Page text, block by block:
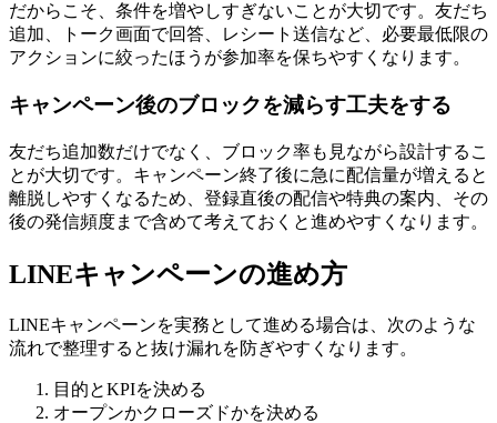
だからこそ、条件を増やしすぎないことが大切です。友だち
追加、トーク画面で回答、レシート送信など、必要最低限の
アクションに絞ったほうが参加率を保ちやすくなります。
キャンペーン後のブロックを減らす工夫をする
友だち追加数だけでなく、ブロック率も見ながら設計するこ
とが大切です。キャンペーン終了後に急に配信量が増えると
離脱しやすくなるため、登録直後の配信や特典の案内、その
後の発信頻度まで含めて考えておくと進めやすくなります。
LINEキャンペーンの進め方
LINEキャンペーンを実務として進める場合は、次のような
流れで整理すると抜け漏れを防ぎやすくなります。
目的とKPIを決める
オープンかクローズドかを決める